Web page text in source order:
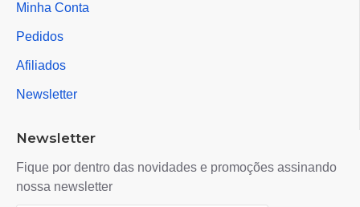
Minha Conta
Pedidos
Afiliados
Newsletter
Newsletter
Fique por dentro das novidades e promoções assinando
nossa newsletter